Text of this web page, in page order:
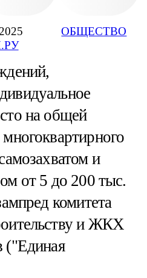
ОБЩЕСТВО
на общей
и
от 5 до 200 тыс.
комитета
и ЖКХ
("Единая